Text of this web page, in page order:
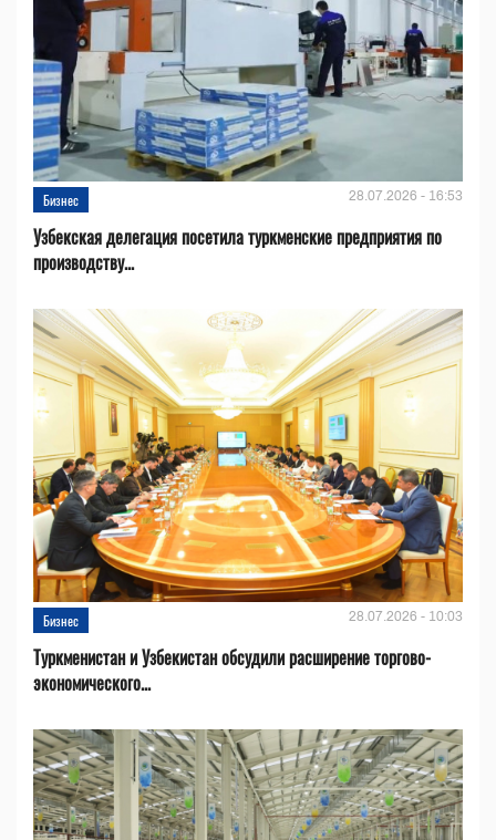
Бизнес 28.07.2026 - 16:53
Узбекская делегация посетила туркменские предприятия по
производству...
Бизнес 28.07.2026 - 10:03
Туркменистан и Узбекистан обсудили расширение торгово-
экономического...